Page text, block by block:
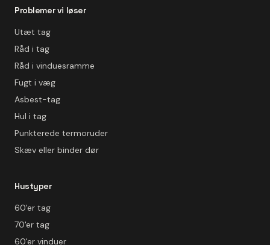
Problemer vi løser
Utæt tag
Råd i tag
Råd i vinduesramme
Fugt i væg
Asbest-tag
Hul i tag
Punkterede termoruder
Skæv eller binder dør
Hustyper
60'er tag
70'er tag
60'er vinduer